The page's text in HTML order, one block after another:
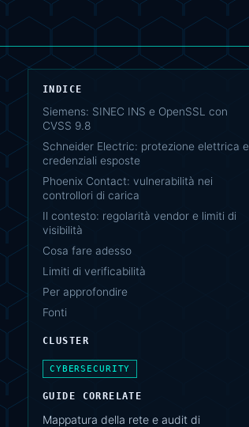
INDICE
Siemens: SINEC INS e OpenSSL con
CVSS 9.8
Schneider Electric: protezione elettrica e
credenziali esposte
Phoenix Contact: vulnerabilità nei
controllori di carica
Il contesto: regolarità vendor e limiti di
visibilità
Cosa fare adesso
Limiti di verificabilità
Per approfondire
Fonti
CLUSTER
CYBERSECURITY
GUIDE CORRELATE
Mappatura della rete e audit di